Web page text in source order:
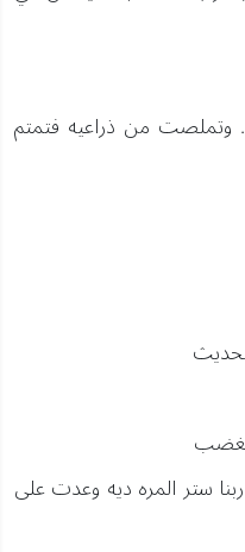
.. وتملصت من ذراعيه فتمتم
ستر المره ديه وعدت على